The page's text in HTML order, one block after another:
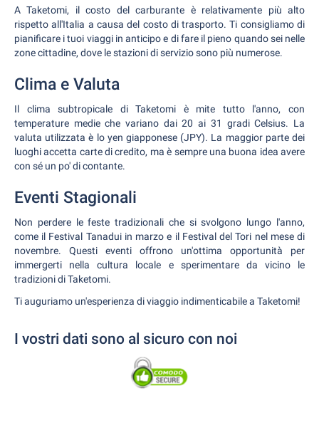
A Taketomi, il costo del carburante è relativamente più alto
rispetto all'Italia a causa del costo di trasporto. Ti consigliamo di
pianificare i tuoi viaggi in anticipo e di fare il pieno quando sei nelle
zone cittadine, dove le stazioni di servizio sono più numerose.
Clima e Valuta
Il clima subtropicale di Taketomi è mite tutto l'anno, con
temperature medie che variano dai 20 ai 31 gradi Celsius. La
valuta utilizzata è lo yen giapponese (JPY). La maggior parte dei
luoghi accetta carte di credito, ma è sempre una buona idea avere
con sé un po' di contante.
Eventi Stagionali
Non perdere le feste tradizionali che si svolgono lungo l'anno,
come il Festival Tanadui in marzo e il Festival del Tori nel mese di
novembre. Questi eventi offrono un'ottima opportunità per
immergerti nella cultura locale e sperimentare da vicino le
tradizioni di Taketomi.
Ti auguriamo un'esperienza di viaggio indimenticabile a Taketomi!
I vostri dati sono al sicuro con noi